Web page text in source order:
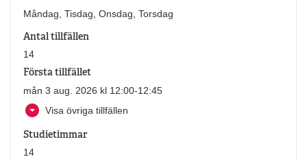
Måndag, Tisdag, Onsdag, Torsdag
Antal tillfällen
14
Första tillfället
mån 3 aug. 2026 kl 12:00-12:45
Visa övriga tillfällen
Studietimmar
14